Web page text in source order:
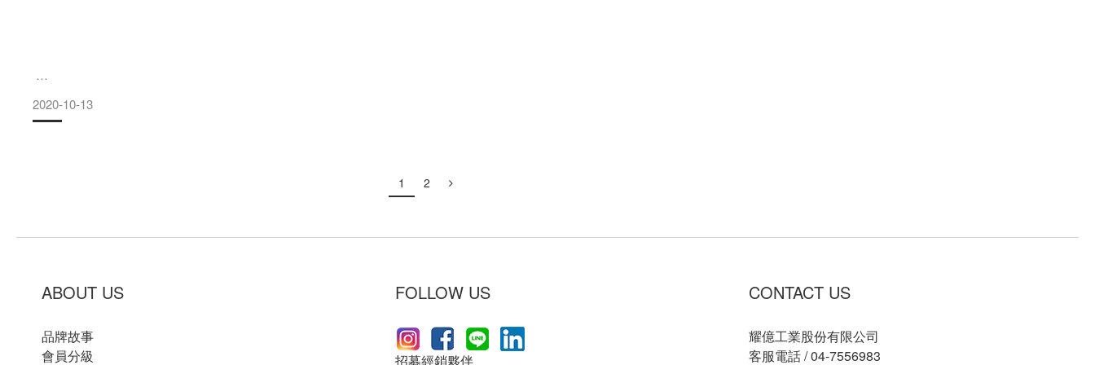
汪星人神祕的睡前繞圈儀式
狗狗睡前會在要休息睡覺的地方繞圈、走動，將附近的草壓平，
2020-10-13
1 2
ABOUT US
品牌故事
會員分級
FOLLOW US
招募經銷夥伴
CONTACT US
耀億工業股份有限公司
客服電話 / 04-7556983